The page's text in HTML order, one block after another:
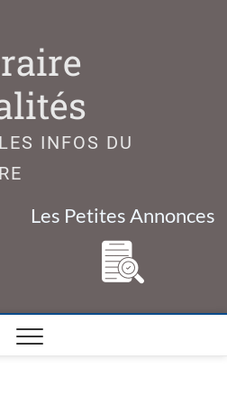
INFOS DU
Les Petites Annonces